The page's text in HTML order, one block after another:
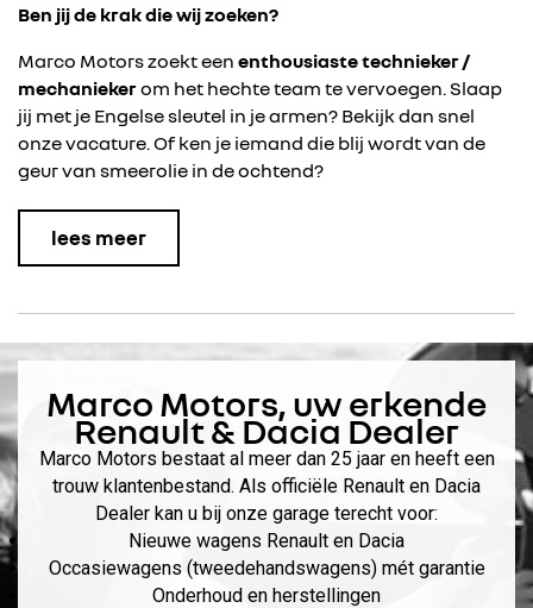
Ben jij de krak die wij zoeken?
Marco Motors zoekt een enthousiaste technieker /
mechaniekerom het hechte team te vervoegen. Slaap
jij met je Engelse sleutel in je armen? Bekijk dan snel
onze vacature. Of ken je iemand die blij wordt van de
geur van smeerolie in de ochtend?
lees meer
Marco Motors, uw erkende
Renault & Dacia Dealer
Marco Motors bestaat al meer dan 25 jaar en heeft een
trouw klantenbestand. Als officiële Renault en Dacia
Dealer kan u bij onze garage terecht voor:
Nieuwe wagens Renault en Dacia
Occasiewagens (tweedehandswagens) mét garantie
Onderhoud en herstellingen